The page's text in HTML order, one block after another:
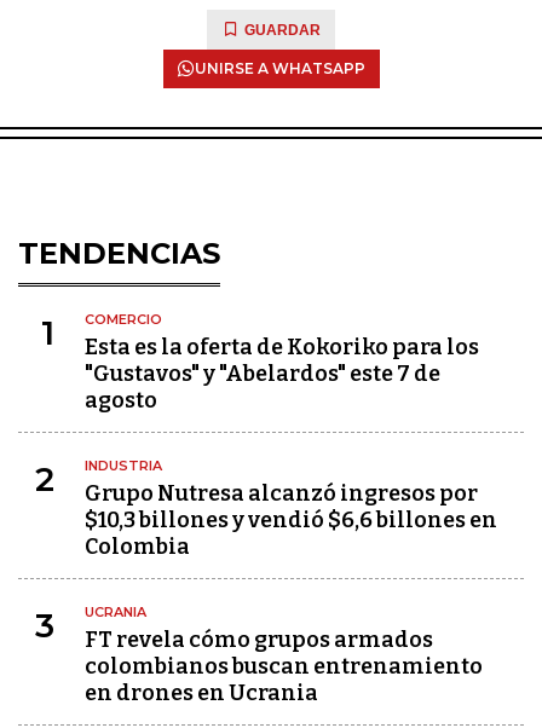
GUARDAR
UNIRSE A WHATSAPP
TENDENCIAS
1 COMERCIO
Esta es la oferta de Kokoriko para los
"Gustavos" y "Abelardos" este 7 de
agosto
2 INDUSTRIA
Grupo Nutresa alcanzó ingresos por
$10,3 billones y vendió $6,6 billones en
Colombia
3 UCRANIA
FT revela cómo grupos armados
colombianos buscan entrenamiento
en drones en Ucrania